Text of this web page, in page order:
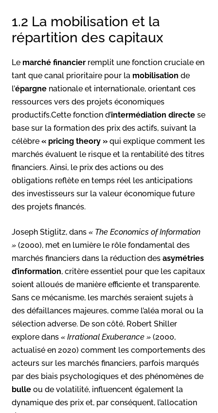
1.2 La mobilisation et la
répartition des capitaux
Le marché financier remplit une fonction cruciale en
tant que canal prioritaire pour la mobilisation de
l’épargne nationale et internationale, orientant ces
ressources vers des projets économiques
productifs.Cette fonction d’intermédiation directe se
base sur la formation des prix des actifs, suivant la
célèbre « pricing theory » qui explique comment les
marchés évaluent le risque et la rentabilité des titres
financiers. Ainsi, le prix des actions ou des
obligations reflète en temps réel les anticipations
des investisseurs sur la valeur économique future
des projets financés.
Joseph Stiglitz, dans « The Economics of Information
» (2000), met en lumière le rôle fondamental des
marchés financiers dans la réduction des asymétries
d’information, critère essentiel pour que les capitaux
soient alloués de manière efficiente et transparente.
Sans ce mécanisme, les marchés seraient sujets à
des défaillances majeures, comme l’aléa moral ou la
sélection adverse. De son côté, Robert Shiller
explore dans « Irrational Exuberance » (2000,
actualisé en 2020) comment les comportements des
acteurs sur les marchés financiers, parfois marqués
par des biais psychologiques et des phénomènes de
bulle ou de volatilité, influencent également la
dynamique des prix et, par conséquent, l’allocation